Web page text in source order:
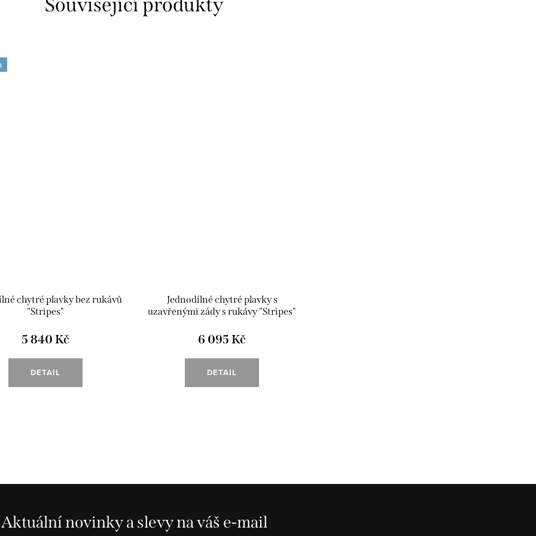
Související produkty
chytré plavky bez rukávů
"Stripes"
5 840 Kč
DETAIL
Jednodílné chytré plavky s
uzavřenými zády s rukávy "Stripes"
6 095 Kč
DETAIL
Aktuální novinky a slevy na váš e-mail